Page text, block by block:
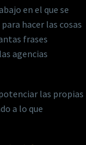
en el que se
hacer las cosas
frases
agencias
las propias
a lo que